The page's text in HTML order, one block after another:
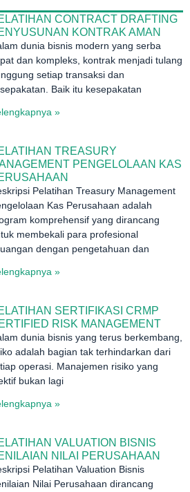
CONTRACT DRAFTING
KONTRAK AMAN
dunia bisnis modern yang serba
dan kompleks, kontrak menjadi tulang
setiap transaksi dan
Baik itu kesepakatan
»
TREASURY
PENGELOLAAN KAS
Pelatihan Treasury Management
Kas Perusahaan adalah
komprehensif yang dirancang
membekali para profesional
dengan pengetahuan dan
»
SERTIFIKASI CRMP
RISK MANAGEMENT
dunia bisnis yang terus berkembang,
adalah bagian tak terhindarkan dari
operasi. Manajemen risiko yang
bukan lagi
»
VALUATION BISNIS
NILAI PERUSAHAAN
Pelatihan Valuation Bisnis
Nilai Perusahaan dirancang